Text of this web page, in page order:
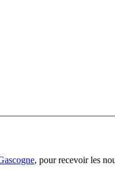
, pour recevoir les